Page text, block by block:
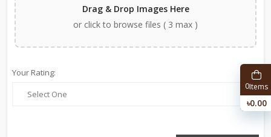
Drag & Drop Images Here
or click to browse files ( 3 max )
Your Rating:
0Items
৳0.00